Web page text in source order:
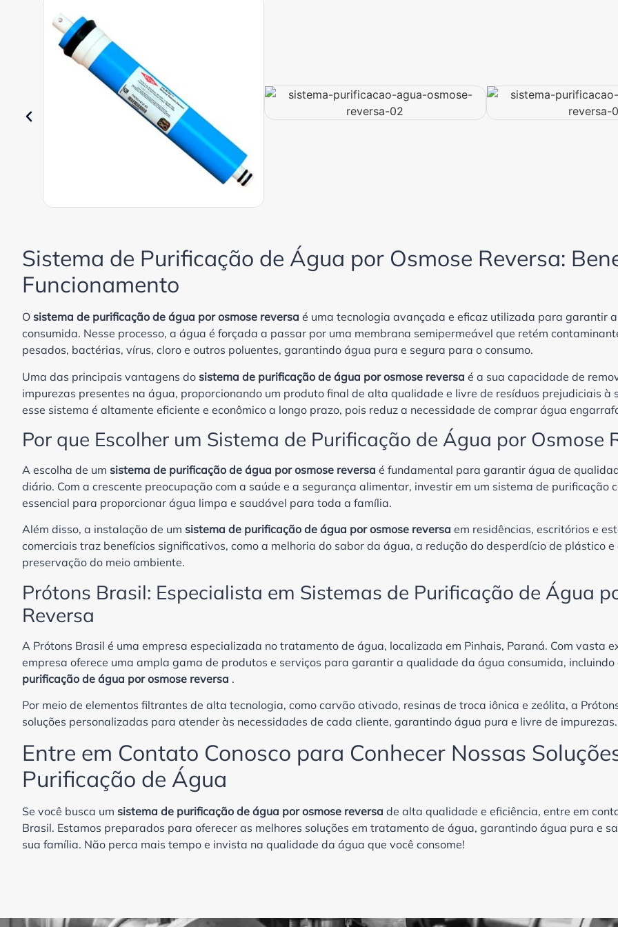
Sistema de Purificação de Água por Osmose Reversa:
Funcionamento
O sistema de purificação de água por osmose reversa é uma tecnologia avançada e eficaz utilizada para garantir
consumida. Nesse processo, a água é forçada a passar por uma membrana semipermeável que retém
pesados, bactérias, vírus, cloro e outros poluentes, garantindo água pura e segura para o consumo.
Uma das principais vantagens do sistema de purificação de água por osmose reversa é a sua capacidade de
impurezas presentes na água, proporcionando um produto final de alta qualidade e livre de resíduos prejudiciais à
esse sistema é altamente eficiente e econômico a longo prazo, pois reduz a necessidade de comprar água
Por que Escolher um Sistema de Purificação de Água por Osmose
A escolha de um sistema de purificação de água por osmose reversa é fundamental para garantir água de
diário. Com a crescente preocupação com a saúde e a segurança alimentar, investir em um sistema de purificação
essencial para proporcionar água limpa e saudável para toda a família.
Além disso, a instalação de um sistema de purificação de água por osmose reversa em residências, escritórios e
comerciais traz benefícios significativos, como a melhoria do sabor da água, a redução do desperdício de plástico
preservação do meio ambiente.
Prótons Brasil: Especialista em Sistemas de Purificação de Água
Reversa
A Prótons Brasil é uma empresa especializada no tratamento de água, localizada em Pinhais, Paraná. Com vasta
empresa oferece uma ampla gama de produtos e serviços para garantir a qualidade da água consumida,
purificação de água por osmose reversa .
Por meio de elementos filtrantes de alta tecnologia, como carvão ativado, resinas de troca iônica e zeólita, a
soluções personalizadas para atender às necessidades de cada cliente, garantindo água pura e livre de impurezas.
Entre em Contato Conosco para Conhecer Nossas
Purificação de Água
Se você busca um sistema de purificação de água por osmose reversa de alta qualidade e eficiência, entre em
Brasil. Estamos preparados para oferecer as melhores soluções em tratamento de água, garantindo água pura e
sua família. Não perca mais tempo e invista na qualidade da água que você consome!